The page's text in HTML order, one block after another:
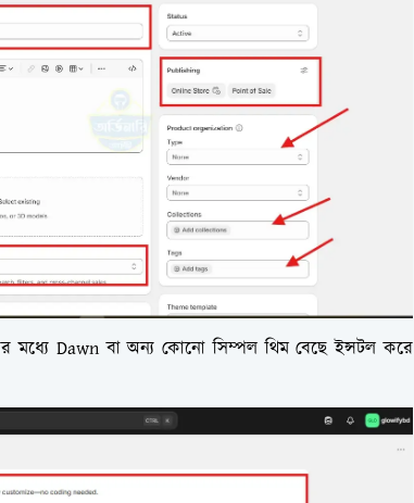
মধ্যে Dawn বা অন্য কোনো সিম্পল থিম বেছে ইন্সটল করে